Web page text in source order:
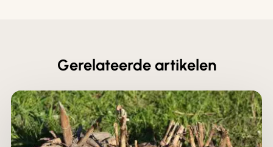
Gerelateerde artikelen